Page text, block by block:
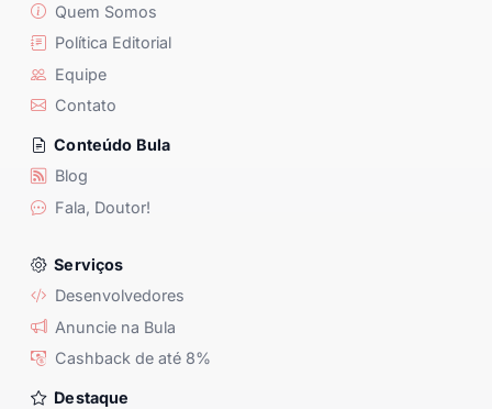
Quem Somos
Política Editorial
Equipe
Contato
Conteúdo Bula
Blog
Fala, Doutor!
Serviços
Desenvolvedores
Anuncie na Bula
Cashback de até 8%
Destaque